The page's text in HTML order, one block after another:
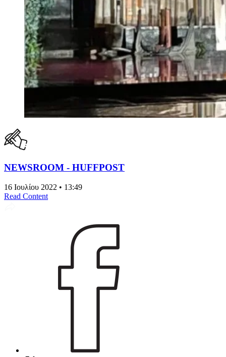
NEWSROOM - HUFFPOST
16 Ιουλίου 2022 • 13:49
Read Content